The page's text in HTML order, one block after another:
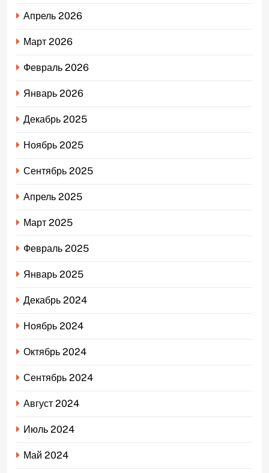
Апрель 2026
Март 2026
Февраль 2026
Январь 2026
Декабрь 2025
Ноябрь 2025
Сентябрь 2025
Апрель 2025
Март 2025
Февраль 2025
Январь 2025
Декабрь 2024
Ноябрь 2024
Октябрь 2024
Сентябрь 2024
Август 2024
Июль 2024
Май 2024